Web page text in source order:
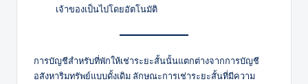
เจ้าของเป็นไปโดยอัตโนมัติ
การบัญชีสำหรับที่พักให้เช่าระยะสั้นนั้นแตกต่างจากการบัญชี
อสังหาริมทรัพย์แบบดั้งเดิม ลักษณะการเช่าระยะสั้นที่มีความ